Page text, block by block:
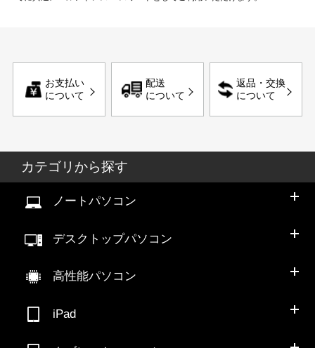
お支払い
について
配送
について
返品・交換
について
カテゴリから探す
ノートパソコン
デスクトップパソコン
高性能パソコン
iPad